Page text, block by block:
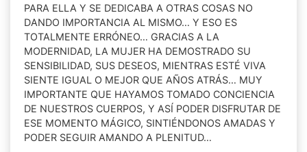
PARA ELLA Y SE DEDICABA A OTRAS COSAS NO
DANDO IMPORTANCIA AL MISMO… Y ESO ES
TOTALMENTE ERRÓNEO… GRACIAS A LA
MODERNIDAD, LA MUJER HA DEMOSTRADO SU
SENSIBILIDAD, SUS DESEOS, MIENTRAS ESTÉ VIVA
SIENTE IGUAL O MEJOR QUE AÑOS ATRÁS… MUY
IMPORTANTE QUE HAYAMOS TOMADO CONCIENCIA
DE NUESTROS CUERPOS, Y ASÍ PODER DISFRUTAR DE
ESE MOMENTO MÁGICO, SINTIÉNDONOS AMADAS Y
PODER SEGUIR AMANDO A PLENITUD…